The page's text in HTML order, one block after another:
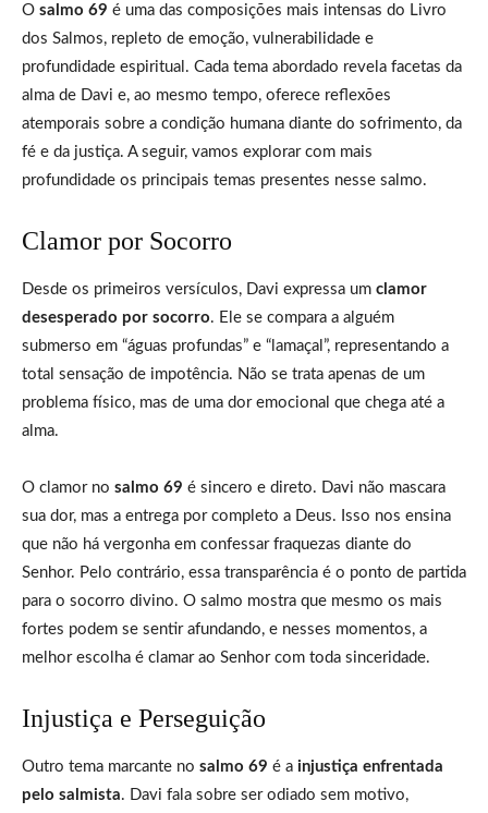
O salmo 69 é uma das composições mais intensas do Livro
dos Salmos, repleto de emoção, vulnerabilidade e
profundidade espiritual. Cada tema abordado revela facetas da
alma de Davi e, ao mesmo tempo, oferece reflexões
atemporais sobre a condição humana diante do sofrimento, da
fé e da justiça. A seguir, vamos explorar com mais
profundidade os principais temas presentes nesse salmo.
Clamor por Socorro
Desde os primeiros versículos, Davi expressa um clamor
desesperado por socorro. Ele se compara a alguém
submerso em “águas profundas” e “lamaçal”, representando a
total sensação de impotência. Não se trata apenas de um
problema físico, mas de uma dor emocional que chega até a
alma.
O clamor no salmo 69 é sincero e direto. Davi não mascara
sua dor, mas a entrega por completo a Deus. Isso nos ensina
que não há vergonha em confessar fraquezas diante do
Senhor. Pelo contrário, essa transparência é o ponto de partida
para o socorro divino. O salmo mostra que mesmo os mais
fortes podem se sentir afundando, e nesses momentos, a
melhor escolha é clamar ao Senhor com toda sinceridade.
Injustiça e Perseguição
Outro tema marcante no salmo 69 é a injustiça enfrentada
pelo salmista. Davi fala sobre ser odiado sem motivo,